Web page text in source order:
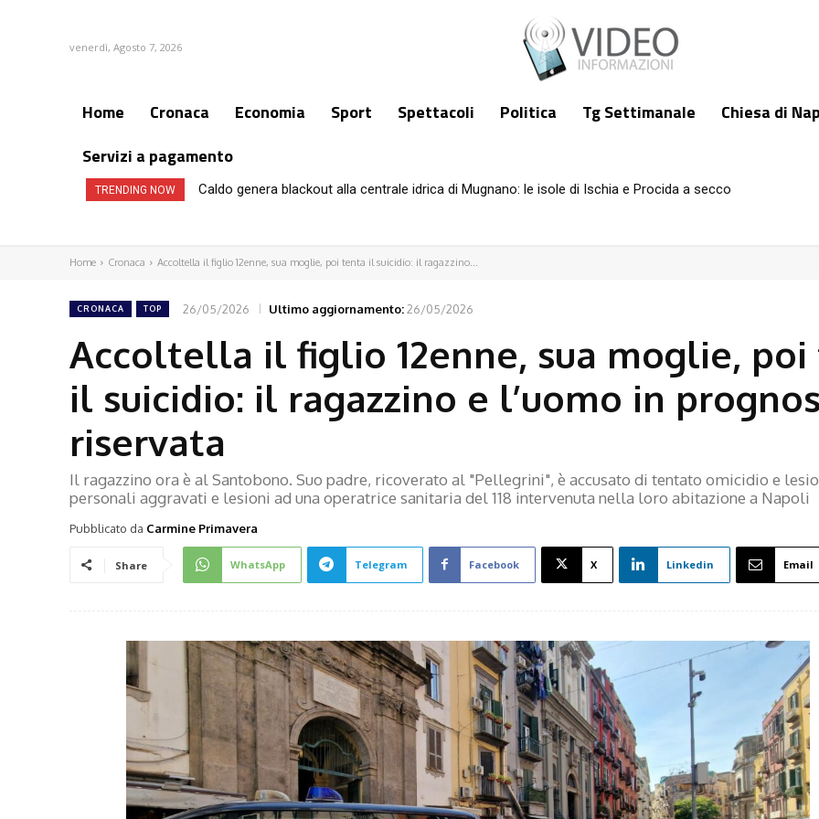
venerdì, Agosto 7, 2026
Home Cronaca Economia Sport Spettacoli Politica Tg Settimanale
Chiesa di
Servizi a pagamento
TRENDING NOW Caldo genera blackout alla centrale idrica di Mugnano: le isole di Ischia e Procida a secco
Home Cronaca Accoltella il figlio 12enne, sua moglie, poi tenta il suicidio: il ragazzino...
CRONACA TOP 26/05/2026 Ultimo aggiornamento:26/05/2026
Accoltella il figlio 12enne, sua moglie,
il suicidio: il ragazzino e l’uomo in
riservata
Il ragazzino ora è al Santobono. Suo padre, ricoverato al "Pellegrini", è accusato di tentato omicidio e
personali aggravati e lesioni ad una operatrice sanitaria del 118 intervenuta nella loro abitazione a Napoli
Pubblicato da Carmine Primavera
Share WhatsApp Telegram Facebook X Linkedin Email